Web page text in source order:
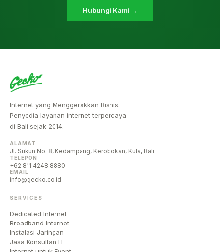
Hubungi Kami →
Internet yang Menggerakkan Bisnis.
Penyedia layanan internet terpercaya
di Bali sejak 2014.
ALAMAT
Jl. Sukun No. 8, Kedampang, Kerobokan, Kuta, Bali
TELEPON
+62 811 4248 8880
EMAIL
info@gecko.co.id
SERVICES
Dedicated Internet
Broadband Internet
Instalasi Jaringan
Jasa Konsultan IT